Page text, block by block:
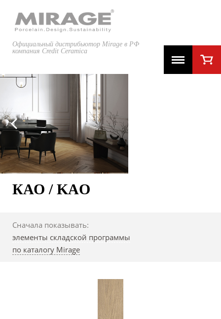
Официальный дистрибьютор Mirage в РФ
компания Credit Ceramica
КАО / KAO
Сначала показывать:
элементы складской программы
по каталогу Mirage